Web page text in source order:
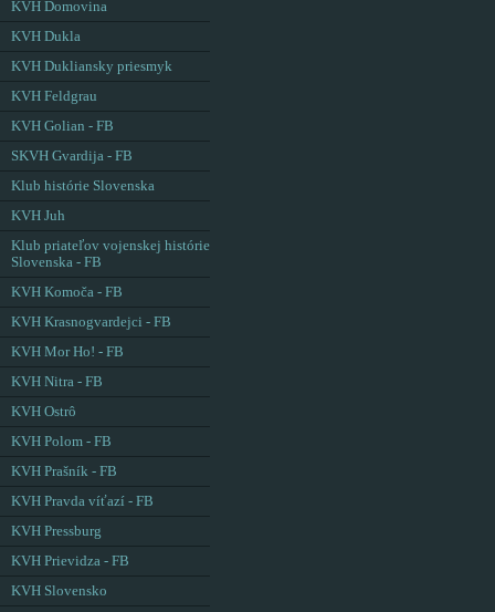
KVH Domovina
KVH Dukla
KVH Dukliansky priesmyk
KVH Feldgrau
KVH Golian - FB
SKVH Gvardija - FB
Klub histórie Slovenska
KVH Juh
Klub priateľov vojenskej histórie
Slovenska - FB
KVH Komoča - FB
KVH Krasnogvardejci - FB
KVH Mor Ho! - FB
KVH Nitra - FB
KVH Ostrô
KVH Polom - FB
KVH Prašník - FB
KVH Pravda víťazí - FB
KVH Pressburg
KVH Prievidza - FB
KVH Slovensko